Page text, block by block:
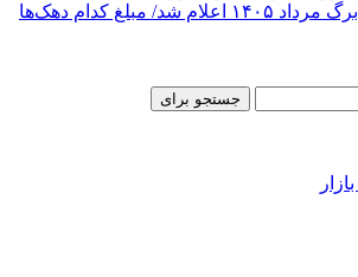
زمان شارژ کالابرگ مرداد ۱۴۰۵ اعلام شد/ مبلغ کدام دهک‌ها
جستجو برای